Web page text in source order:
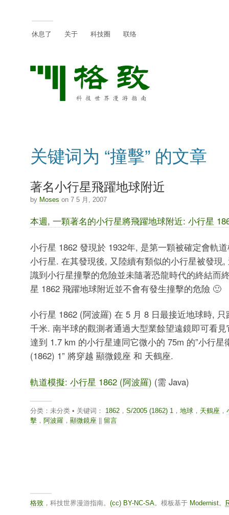
休息了 关于 科技圈 联络
关键词为 “撞擊” 的文章
著名小行星飛躍地球附近
by Moses on 7 5 月, 2007
本週, 一顆著名的小行星將飛躍地球附近: 小行星
小行星 1862 發現於 1932年, 是第一顆被確定會軌
小行星. 在其發現後, 又陸續有類似的小行星被發現,
識到小行星撞擊的危險並未隨著恐龍時代的終結而
星 1862 飛躍地球附近並不會有發生撞擊的危險 🙂
小行星 1862 (阿波羅) 在 5 月 8 日最接近地球時, 只
千米. 南半球的觀測者通過大型業餘望遠鏡即可看
達到 1.7 km 的小行星連同它微小的 75m 的”小行星
(1862) 1” 將穿越 顯微鏡座 和 天鶴座.
軌道模擬: 小行星 1862 (阿波羅) (需 Java)
分类：未分类 • 关键词： 1862， S/2005 (1862) 1， 地球， 天鶴座，
擊， 阿波羅， 顯微鏡座|| 留言
格致，科技世界漫游指南。 (cc) BY-NC-SA。模板基于 Modernist。